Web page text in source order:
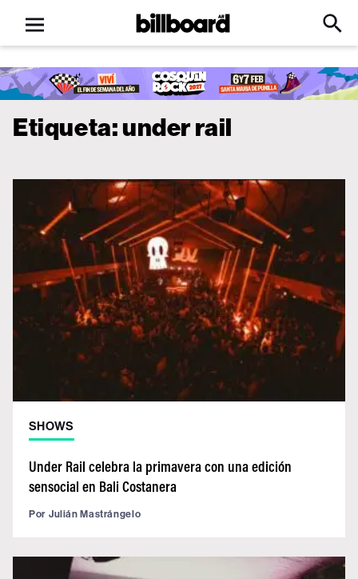
Open
menu
Billboard
Click
Input
Etiqueta:under rail
SHOWS
Under Rail celebra la primavera con una edición
sensocial en Bali Costanera
Por Julián Mastrángelo